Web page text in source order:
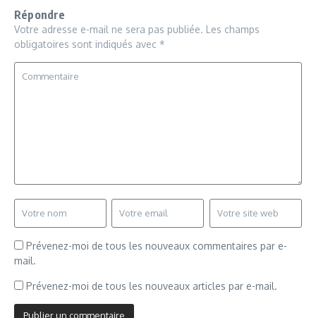
Répondre
Votre adresse e-mail ne sera pas publiée. Les champs
obligatoires sont indiqués avec *
Prévenez-moi de tous les nouveaux commentaires par e-
mail.
Prévenez-moi de tous les nouveaux articles par e-mail.